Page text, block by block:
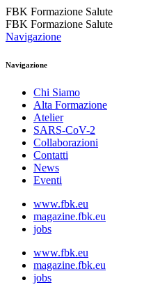
FBK Formazione Salute
FBK Formazione Salute
Navigazione
Navigazione
Chi Siamo
Alta Formazione
Atelier
SARS-CoV-2
Collaborazioni
Contatti
News
Eventi
www.fbk.eu
magazine.fbk.eu
jobs
www.fbk.eu
magazine.fbk.eu
jobs